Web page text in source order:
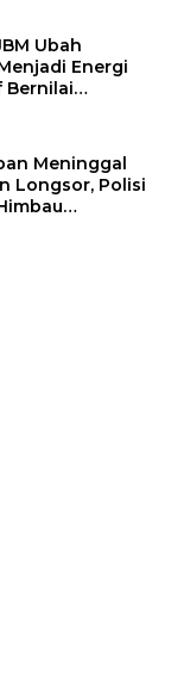
Ubah
Energi
Bernilai
Meninggal
Longsor, Polisi